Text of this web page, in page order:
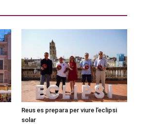
Reus es prepara per viure l’eclipsi
solar